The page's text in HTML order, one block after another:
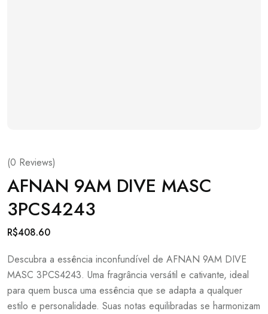
(0 Reviews)
AFNAN 9AM DIVE MASC
3PCS4243
R$408.60
Descubra a essência inconfundível de AFNAN 9AM DIVE
MASC 3PCS4243. Uma fragrância versátil e cativante, ideal
para quem busca uma essência que se adapta a qualquer
estilo e personalidade. Suas notas equilibradas se harmonizam